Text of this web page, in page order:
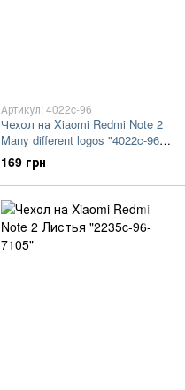
Артикул: 4022c-96
Чехол на Xiaomi Redmi Note 2
Many different logos "4022c-96-
7105"
169 грн